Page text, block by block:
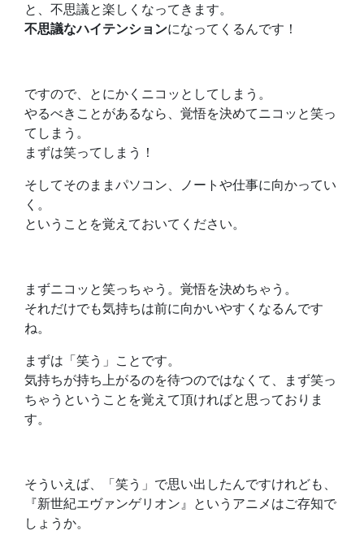
と、不思議と楽しくなってきます。
不思議なハイテンションになってくるんです！
ですので、とにかくニコッとしてしまう。
やるべきことがあるなら、覚悟を決めてニコッと笑っ
てしまう。
まずは笑ってしまう！
そしてそのままパソコン、ノートや仕事に向かってい
く。
ということを覚えておいてください。
まずニコッと笑っちゃう。覚悟を決めちゃう。
それだけでも気持ちは前に向かいやすくなるんです
ね。
まずは「笑う」ことです。
気持ちが持ち上がるのを待つのではなくて、まず笑っ
ちゃうということを覚えて頂ければと思っておりま
す。
そういえば、「笑う」で思い出したんですけれども、
『新世紀エヴァンゲリオン』というアニメはご存知で
しょうか。